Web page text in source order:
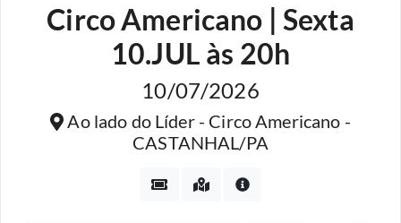
Circo Americano | Sexta
10.JUL às 20h
10/07/2026
Ao lado do Líder - Circo Americano -
CASTANHAL/PA